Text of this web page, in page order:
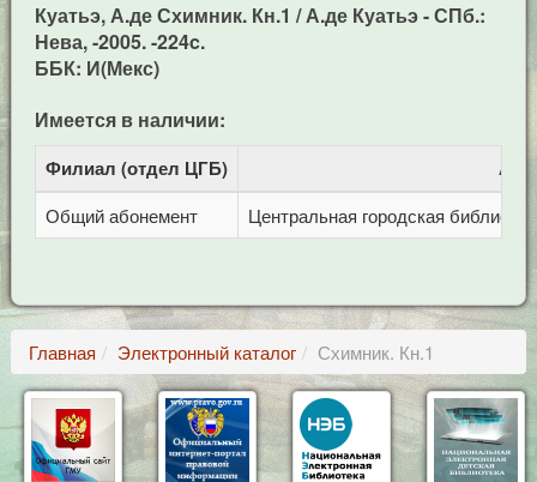
Куатьэ, А.де Схимник. Кн.1 / А.де Куатьэ - СПб.:
Нева, -2005. -224c.
ББК: И(Мекс)
Имеется в наличии:
Филиал (отдел ЦГБ)
Общий абонемент Центральная городская
Главная Электронный каталог Схимник. Кн.1